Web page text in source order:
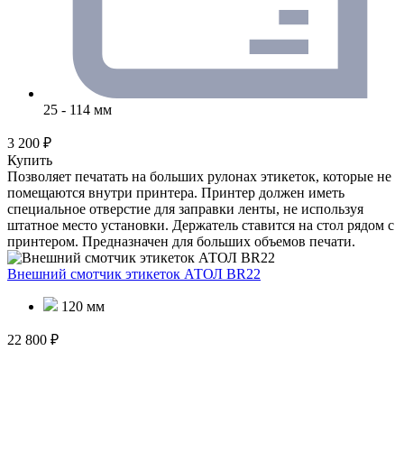
25 - 114 мм
3 200 ₽
Купить
Позволяет печатать на больших рулонах этикеток, которые не
помещаются внутри принтера. Принтер должен иметь
специальное отверстие для заправки ленты, не используя
штатное место установки. Держатель ставится на стол рядом с
принтером. Предназначен для больших объемов печати.
Внешний смотчик этикеток АТОЛ BR22
120 мм
22 800 ₽